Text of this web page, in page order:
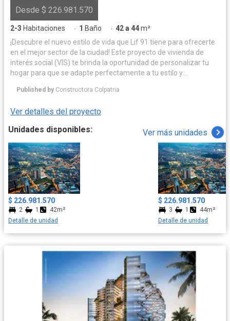
Desde $ 226.981.570
2-3 Habitaciones · 1 Baño · 42 a 44m²
¡Descubre el nuevo estilo de vida que Lif 91 tiene para ofrecerte
en el mejor sector de la ciudad! Este proyecto de vivienda de
interés social (VIS) te brinda la oportunidad de personalizar tu
hogar para que se adapte perfectamente a tu estilo y
cerca de importantes vías de acceso y comercios, como el
Published by Constructora Colpatria
Ver detalles del proyecto
Unidades disponibles:
Ver más unidades
$ 226.981.570
2 1
42m²
Detalle de unidad
$ 226.981.570
3 1
44m²
Detalle de unidad